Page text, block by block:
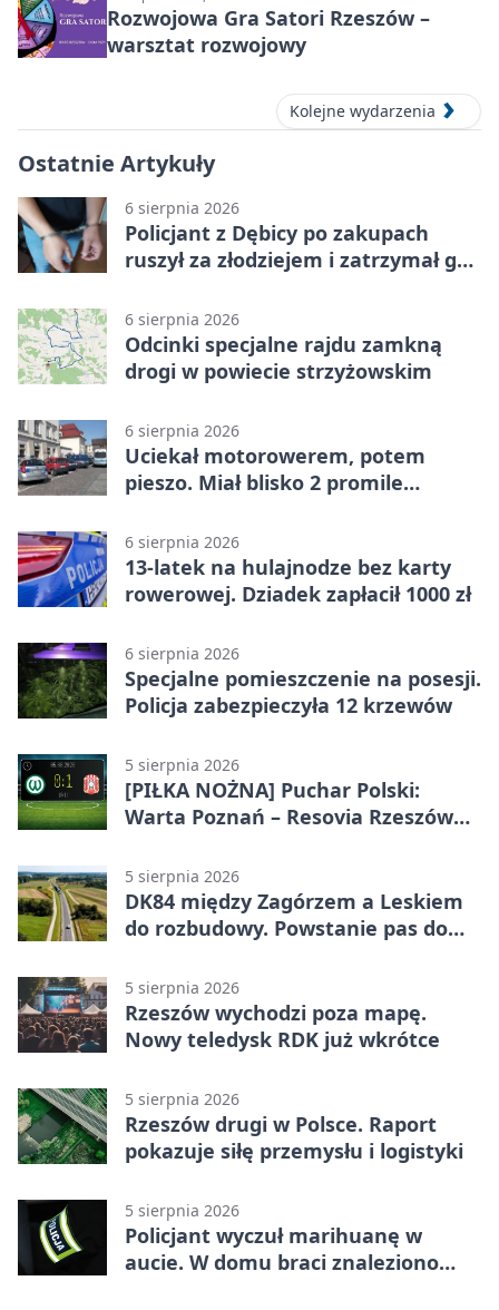
Rozwojowa Gra Satori Rzeszów –
warsztat rozwojowy
Kolejne wydarzenia
Ostatnie Artykuły
6 sierpnia 2026
Policjant z Dębicy po zakupach
ruszył za złodziejem i zatrzymał go
6 sierpnia 2026
Odcinki specjalne rajdu zamkną
drogi w powiecie strzyżowskim
6 sierpnia 2026
Uciekał motorowerem, potem
pieszo. Miał blisko 2 promile
6 sierpnia 2026
13-latek na hulajnodze bez karty
rowerowej. Dziadek zapłacił 1000 zł
6 sierpnia 2026
Specjalne pomieszczenie na posesji.
Policja zabezpieczyła 12 krzewów
5 sierpnia 2026
[PIŁKA NOŻNA] Puchar Polski:
Warta Poznań – Resovia Rzeszów
pierwszoligowca
5 sierpnia 2026
DK84 między Zagórzem a Leskiem
do rozbudowy. Powstanie pas do
5 sierpnia 2026
Rzeszów wychodzi poza mapę.
Nowy teledysk RDK już wkrótce
5 sierpnia 2026
Rzeszów drugi w Polsce. Raport
pokazuje siłę przemysłu i logistyki
5 sierpnia 2026
Policjant wyczuł marihuanę w
aucie. W domu braci znaleziono